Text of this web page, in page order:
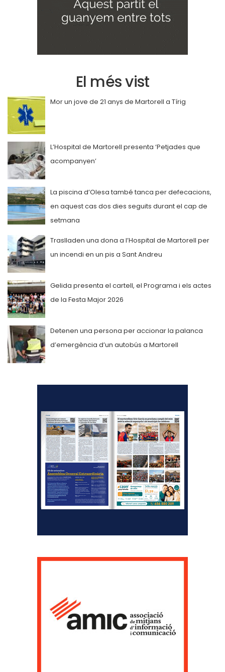
El més vist
Mor un jove de 21 anys de Martorell a Tírig
L’Hospital de Martorell presenta ‘Petjades que
acompanyen’
La piscina d’Olesa també tanca per defecacions,
en aquest cas dos dies seguits durant el cap de
setmana
Traslladen una dona a l’Hospital de Martorell per
un incendi en un pis a Sant Andreu
Gelida presenta el cartell, el Programa i els actes
de la Festa Major 2026
Detenen una persona per accionar la palanca
d’emergència d’un autobús a Martorell